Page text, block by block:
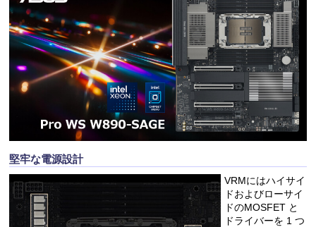
堅牢な電源設計
VRMにはハイサイ
ドおよびローサイ
ドのMOSFET と
ドライバーを 1 つ